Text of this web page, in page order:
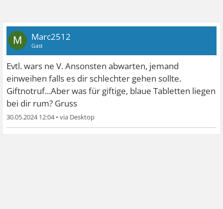
M Marc2512
Gast
Evtl. wars ne V. Ansonsten abwarten, jemand
einweihen falls es dir schlechter gehen sollte.
Giftnotruf...Aber was für giftige, blaue Tabletten liegen
bei dir rum? Gruss
30.05.2024 12:04•